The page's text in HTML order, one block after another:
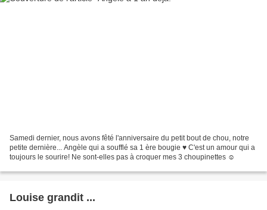
Samedi dernier, nous avons fêté l'anniversaire du petit bout de chou, notre
petite dernière... Angèle qui a soufflé sa 1 ère bougie ♥ C'est un amour qui a
toujours le sourire! Ne sont-elles pas à croquer mes 3 choupinettes ☺
Louise grandit ...